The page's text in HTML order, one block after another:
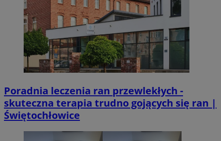
Poradnia leczenia ran przewlekłych -
skuteczna terapia trudno gojących się ran |
Świętochłowice